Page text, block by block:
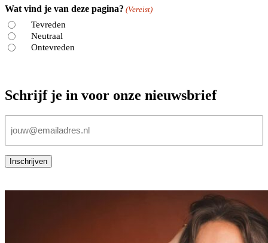
Wat vind je van deze pagina? (Vereist)
Tevreden
Neutraal
Ontevreden
Schrijf je in voor onze nieuwsbrief
mailadres
Inschrijven